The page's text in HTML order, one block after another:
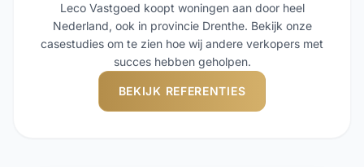
Leco Vastgoed koopt woningen aan door heel
Nederland, ook in provincie Drenthe. Bekijk onze
casestudies om te zien hoe wij andere verkopers met
succes hebben geholpen.
BEKIJK REFERENTIES